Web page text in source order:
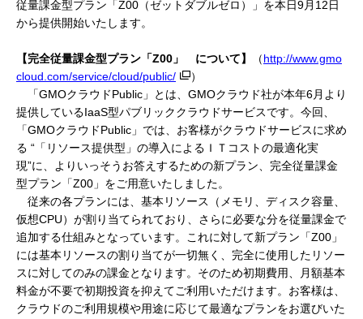
従量課金型プラン「Z00（ゼットダブルゼロ）」を本日9月12日
から提供開始いたします。
【完全従量課金型プラン「Z00」 について】 （http://www.gmo
cloud.com/service/cloud/public/
）
「GMOクラウドPublic」とは、GMOクラウド社が本年6月より
提供しているIaaS型パブリッククラウドサービスです。今回、
「GMOクラウドPublic」では、お客様がクラウドサービスに求め
る “「リソース提供型」の導入によるＩＴコストの最適化実
現”に、よりいっそうお答えするための新プラン、完全従量課金
型プラン「Z00」をご用意いたしました。
従来の各プランには、基本リソース（メモリ、ディスク容量、
仮想CPU）が割り当てられており、さらに必要な分を従量課金で
追加する仕組みとなっています。これに対して新プラン「Z00」
には基本リソースの割り当てが一切無く、完全に使用したリソー
スに対してのみの課金となります。そのため初期費用、月額基本
料金が不要で初期投資を抑えてご利用いただけます。お客様は、
クラウドのご利用規模や用途に応じて最適なプランをお選びいた